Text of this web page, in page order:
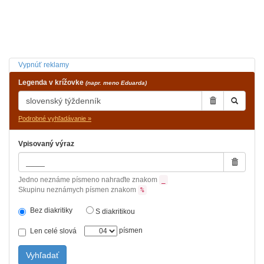
Vypnúť reklamy
Legenda v krížovke (napr. meno Eduarda)
Podrobné vyhľadávanie »
Vpisovaný výraz
Jedno neznáme písmeno nahraďte znakom
Skupinu neznámych písmen znakom %
Bez diakritiky S diakritikou
Len celé slová písmen
Vyhľadať